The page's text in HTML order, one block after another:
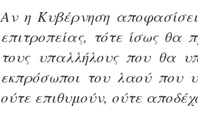
Αν η Κυβέρνηση
επιτροπείας, τότε ίσως θα
τους υπαλλήλους που θα
εκπρόσωποι του λαού που
ούτε επιθυμούν, ούτε
«Με αυτούς, σε
δημοτική
ευκαιρία να
MAR
Ξεκίνησαν